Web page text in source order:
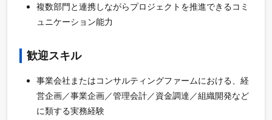
複数部門と連携しながらプロジェクトを推進できるコミ
ュニケーション能力
歓迎スキル
事業会社またはコンサルティングファームにおける、経
営企画／事業企画／管理会計／資金調達／組織開発など
に類する実務経験